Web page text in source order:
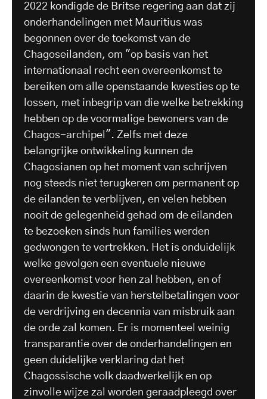
2022 kondigde de Britse regering aan dat zij
onderhandelingen met Mauritius was
begonnen over de toekomst van de
Chagoseilanden, om "op basis van het
internationaal recht een overeenkomst te
bereiken om alle openstaande kwesties op te
lossen, met inbegrip van die welke betrekking
hebben op de voormalige bewoners van de
Chagos-archipel". Zelfs met deze
belangrijke ontwikkeling kunnen de
Chagosianen op het moment van schrijven
nog steeds niet terugkeren om permanent op
de eilanden te verblijven, en velen hebben
nooit de gelegenheid gehad om de eilanden
te bezoeken sinds hun families werden
gedwongen te vertrekken. Het is onduidelijk
welke gevolgen een eventuele nieuwe
overeenkomst voor hen zal hebben, en of
daarin de kwestie van herstelbetalingen voor
de verdrijving en decennia van misbruik aan
de orde zal komen. Er is momenteel weinig
transparantie over de onderhandelingen en
geen duidelijke verklaring dat het
Chagossische volk daadwerkelijk en op
zinvolle wijze zal worden geraadpleegd over